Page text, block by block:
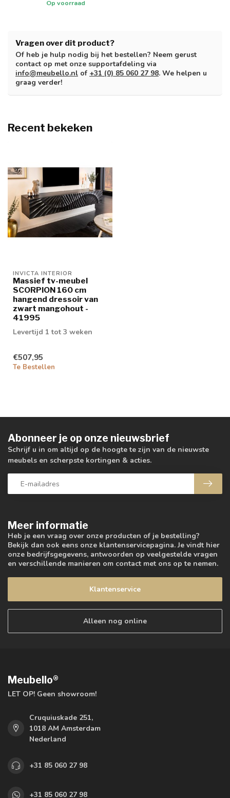
Op voorraad
Vragen over dit product?
Of heb je hulp nodig bij het bestellen? Neem gerust
contact op met onze supportafdeling via
info@meubello.nl of +31 (0) 85 060 27 98. We helpen u
graag verder!
Recent bekeken
INVICTA INTERIOR
Massief tv-meubel
SCORPION 160 cm
hangend dressoir van
zwart mangohout -
41995
Levertijd 1 tot 3 weken
€507,95
Te Bestellen
Meer informatie
Heb je een vraag over onze producten of je bestelling?
Bekijk dan ook eens onze klantenservicepagina. Je vindt hier
onze bedrijfsgegevens, antwoorden op veelgestelde vragen
en verschillende manieren om contact met ons op te nemen.
Klantenservice
Alleen nog online
Abonneer je op onze nieuwsbrief
Schrijf u in om altijd op de hoogte te zijn van de nieuwste
meubels en scherpste kortingen & acties.
Meubello®
LET OP! Geen showroom!
Cruquiuskade 251,
1018 AM Amsterdam
Nederland
+31 85 060 27 98
+31 85 060 27 98